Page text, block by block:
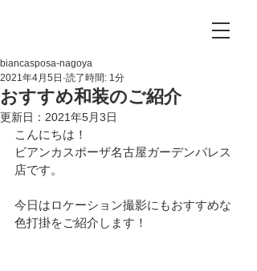
おすすめ和装のご紹介
biancasposa-nagoya
2021年4月5日 読了時間: 1分
更新日： 2021年5月3日
こんにちは！
ビアンカスポーザ名古屋ガーデンパレス
店です。
今日はロケーション撮影にもおすすめな
色打掛をご紹介します！